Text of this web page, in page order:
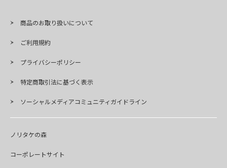
商品のお取り扱いについて
ご利用規約
プライバシーポリシー
特定商取引法に基づく表示
ソーシャルメディアコミュニティガイドライン
ノリタケの森
コーポレートサイト